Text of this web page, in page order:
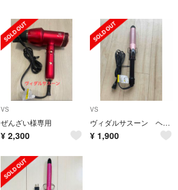
VS
ぜんざい様専用
¥ 2,300
VS
ヴィダルサスーン ヘアアイロン カール 32mm
¥ 1,900